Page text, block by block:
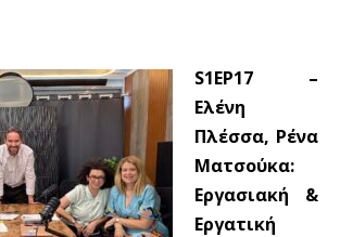
S1EP17 –
Ελένη
Πλέσσα, Ρένα
Ματσούκα:
Εργασιακή &
Εργατική